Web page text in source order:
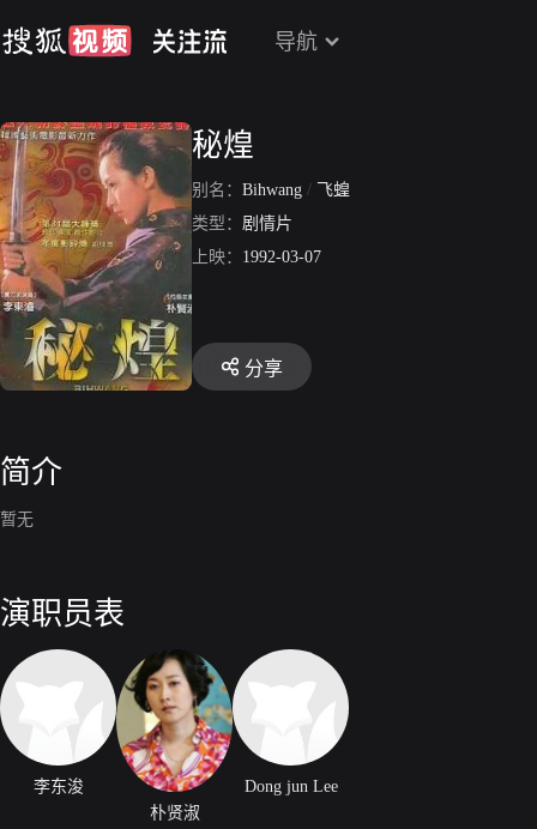
导航
秘煌
别名： Bihwang /
飞蝗
类型： 剧情片
上映： 1992-03-07
分享
简介
暂无
演职员表
李东浚
朴贤淑
Dong jun Lee